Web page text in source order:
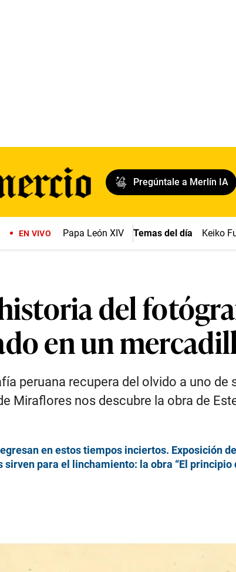
Pregúntale a Merlín IA
EN VIVO Papa León XIV Temas del día Keiko
del
en un
peruana recupera del olvido a uno
Miraflores nos descubre la obra de
en estos tiempos inciertos. Exposición
sirven para el linchamiento: la obra “El